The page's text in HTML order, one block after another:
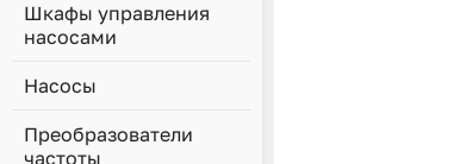
Шкафы управления
насосами
Насосы
Преобразователи
частоты